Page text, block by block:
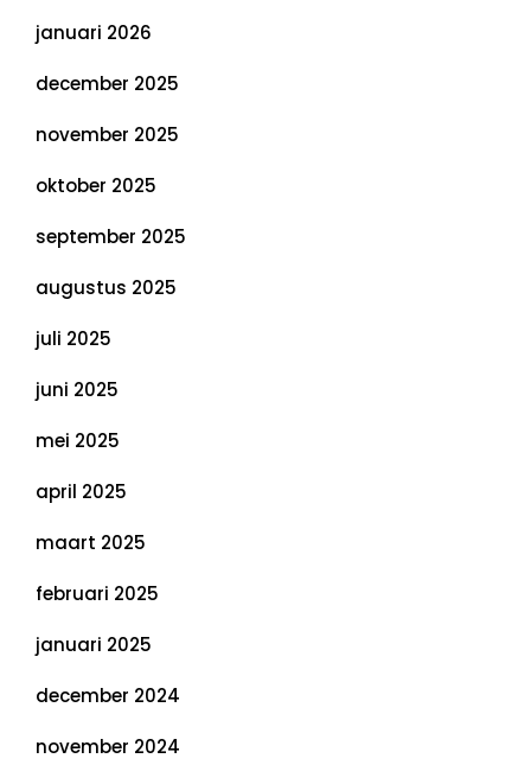
januari 2026
december 2025
november 2025
oktober 2025
september 2025
augustus 2025
juli 2025
juni 2025
mei 2025
april 2025
maart 2025
februari 2025
januari 2025
december 2024
november 2024